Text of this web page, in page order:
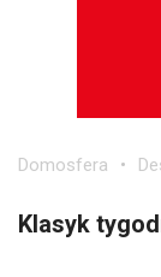
Domosfera
Klasyk